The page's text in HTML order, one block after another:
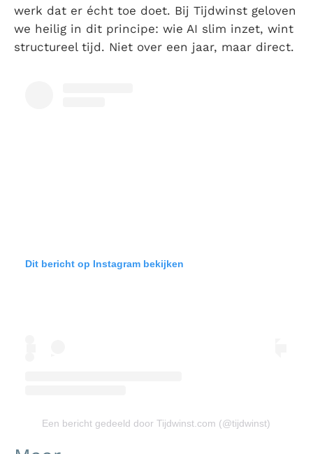
werk dat er écht toe doet. Bij Tijdwinst geloven
we heilig in dit principe: wie AI slim inzet, wint
structureel tijd. Niet over een jaar, maar direct.
Dit bericht op Instagram bekijken
Een bericht gedeeld door Tijdwinst.com (@tijdwinst)